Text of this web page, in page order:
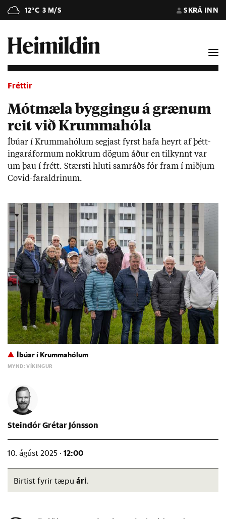
12°C 3 M/S SKRÁ INN
Fréttir
Mótmæla byggingu á grænum
reit við Krummahóla
Íbú­ar í Krumma­hól­um segj­ast fyrst hafa heyrt af þétt­
ingaráform­um nokkr­um dög­um áð­ur en til­kynnt var
um þau í frétt. Stærsti hluti sam­ráðs fór fram í miðj­um
Covid-far­aldr­in­um.
Íbúar í Krummahólum
MYND: VÍKINGUR
Steindór Grétar Jónsson
10. ágúst 2025 · 12:00
Birtist fyrir tæpu ári.